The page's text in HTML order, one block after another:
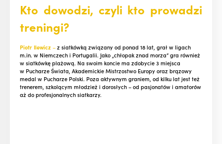
Kto dowodzi, czyli kto prowadzi
treningi?
Piotr Ilewicz –z siatkówką związany od ponad 18 lat, grał w ligach
m.in. w Niemczech i Portugalii. Jako „chłopak znad morza” gra również
w siatkówkę plażową. Na swoim koncie ma zdobycie 3 miejsca
w Pucharze Świata, Akademickie Mistrzostwo Europy oraz brązowy
medal w Pucharze Polski. Poza aktywnym graniem, od kilku lat jest też
trenerem, szkolącym młodzież i dorosłych – od pasjonatów i amatorów
aż do profesjonalnych siatkarzy.